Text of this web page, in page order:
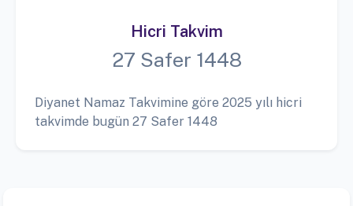
Hicri Takvim
27 Safer 1448
Diyanet Namaz Takvimine göre 2025 yılı hicri
takvimde bugün 27 Safer 1448